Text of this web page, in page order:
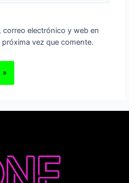
correo electrónico y web en
vez que comente.